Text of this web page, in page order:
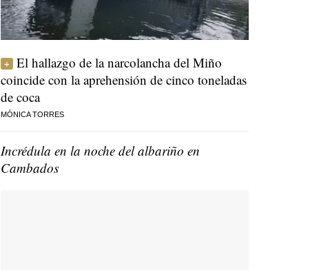
El hallazgo de la narcolancha del Miño
coincide con la aprehensión de cinco toneladas
de coca
MÓNICA TORRES
Incrédula en la noche del albariño en
Cambados